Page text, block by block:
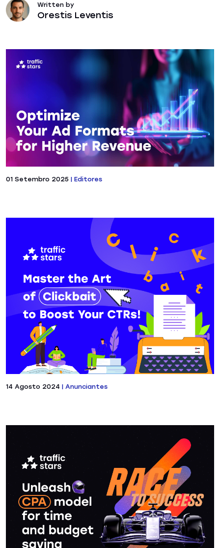
Written by
Orestis Leventis
01 Setembro 2025 | Editores
14 Agosto 2024 | Anunciantes